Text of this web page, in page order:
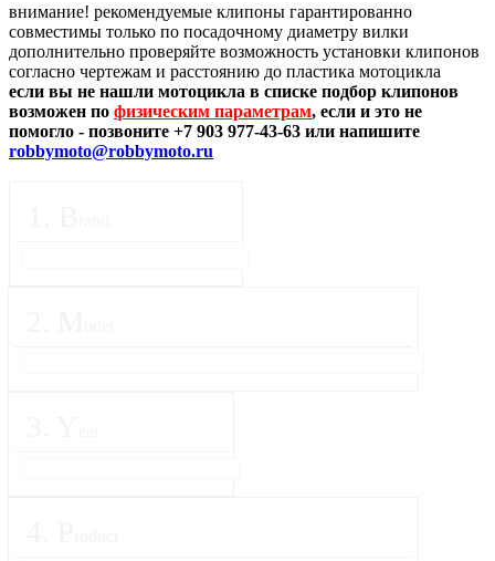
внимание! рекомендуемые клипоны гарантированно
совместимы только по посадочному диаметру вилки
дополнительно проверяйте возможность установки клипонов
согласно чертежам и расстоянию до пластика мотоцикла
если вы не нашли мотоцикла в списке подбор клипонов
возможен по физическим параметрам, если и это не
помогло - позвоните +7 903 977-43-63 или напишите
robbymoto@robbymoto.ru